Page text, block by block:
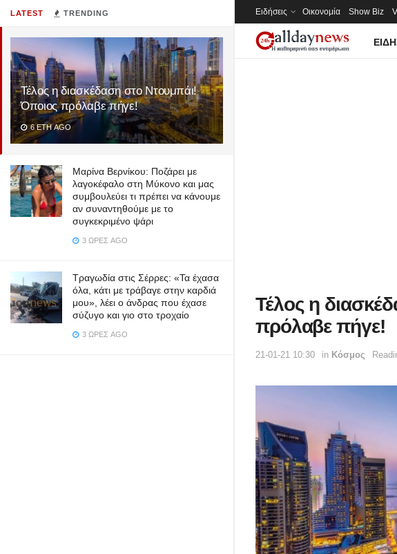
LATEST TRENDING
Τέλος η διασκέδαση στο Ντουμπάι!
Όποιος πρόλαβε πήγε!
6 ΈΤΗ AGO
Μαρίνα Βερνίκου: Ποζάρει με
λαγοκέφαλο στη Μύκονο και μας
συμβουλεύει τι πρέπει να κάνουμε
αν συναντηθούμε με το
συγκεκριμένο ψάρι
3 ΏΡΕΣ AGO
Τραγωδία στις Σέρρες: «Τα έχασα
όλα, κάτι με τράβαγε στην καρδιά
μου», λέει ο άνδρας που έχασε
σύζυγο και γιο στο τροχαίο
3 ΏΡΕΣ AGO
Ειδήσεις Οικονομία Show Biz
Τέλος η
πρόλαβε πήγε!
21-01-21 10:30 in Κόσμος